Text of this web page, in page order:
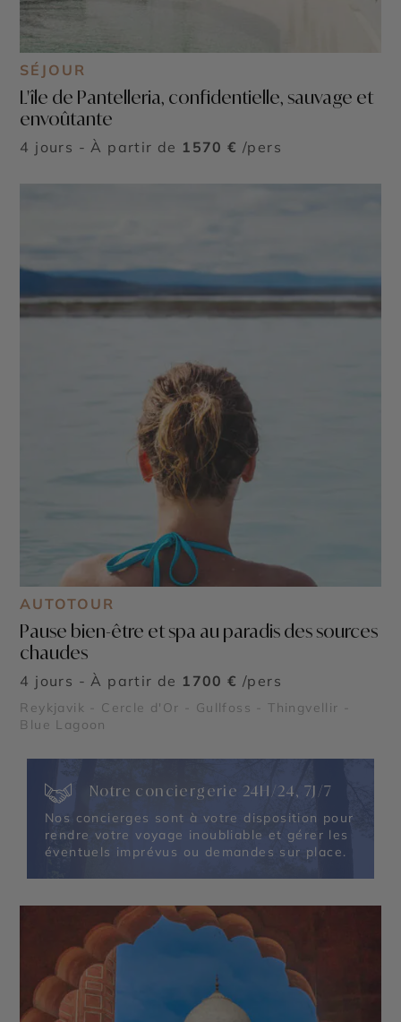
SÉJOUR
L'île de Pantelleria, confidentielle, sauvage et
envoûtante
4 jours - À partir de 1570 € /pers
AUTOTOUR
Pause bien-être et spa au paradis des sources
chaudes
4 jours - À partir de 1700 € /pers
Reykjavik - Cercle d'Or - Gullfoss - Thingvellir -
Blue Lagoon
Notre conciergerie 24H/24, 7J/7
Nos concierges sont à votre disposition pour
rendre votre voyage inoubliable et gérer les
éventuels imprévus ou demandes sur place.